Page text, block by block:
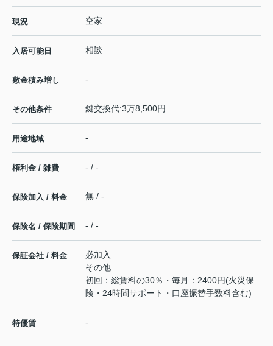
現況 空家
入居可能日 相談
敷金積み増し -
その他条件 鍵交換代:3万8,500円
用途地域 -
権利金 / 雑費 - / -
保険加入 / 料金 無 / -
保険名 / 保険期間 - / -
保証会社 / 料金
必加入
その他
初回：総賃料の30％・毎月：2400円(火災保
険・24時間サポート・口座振替手数料含む)
特優賃 -